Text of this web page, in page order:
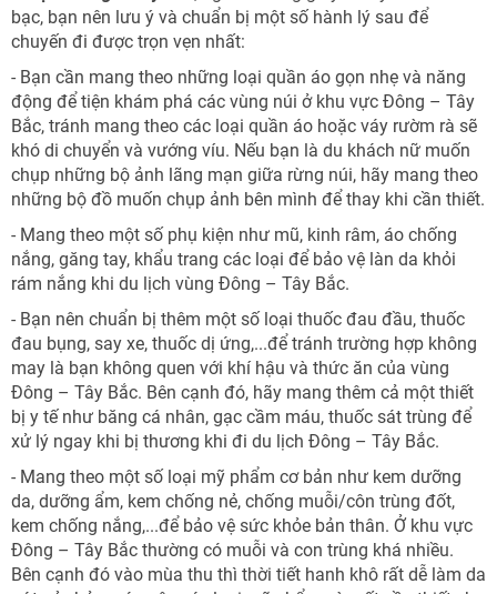
bạc, bạn nên lưu ý và chuẩn bị một số hành lý sau để
chuyến đi được trọn vẹn nhất:
- Bạn cần mang theo những loại quần áo gọn nhẹ và năng
động để tiện khám phá các vùng núi ở khu vực Đông – Tây
Bắc, tránh mang theo các loại quần áo hoặc váy rườm rà sẽ
khó di chuyển và vướng víu. Nếu bạn là du khách nữ muốn
chụp những bộ ảnh lãng mạn giữa rừng núi, hãy mang theo
những bộ đồ muốn chụp ảnh bên mình để thay khi cần thiết.
- Mang theo một số phụ kiện như mũ, kinh râm, áo chống
nắng, găng tay, khẩu trang các loại để bảo vệ làn da khỏi
rám nắng khi du lịch vùng Đông – Tây Bắc.
- Bạn nên chuẩn bị thêm một số loại thuốc đau đầu, thuốc
đau bụng, say xe, thuốc dị ứng,...để tránh trường hợp không
may là bạn không quen với khí hậu và thức ăn của vùng
Đông – Tây Bắc. Bên cạnh đó, hãy mang thêm cả một thiết
bị y tế như băng cá nhân, gạc cầm máu, thuốc sát trùng để
xử lý ngay khi bị thương khi đi du lịch Đông – Tây Bắc.
- Mang theo một số loại mỹ phẩm cơ bản như kem dưỡng
da, dưỡng ẩm, kem chống nẻ, chống muỗi/côn trùng đốt,
kem chống nắng,...để bảo vệ sức khỏe bản thân. Ở khu vực
Đông – Tây Bắc thường có muỗi và con trùng khá nhiều.
Bên cạnh đó vào mùa thu thì thời tiết hanh khô rất dễ làm da